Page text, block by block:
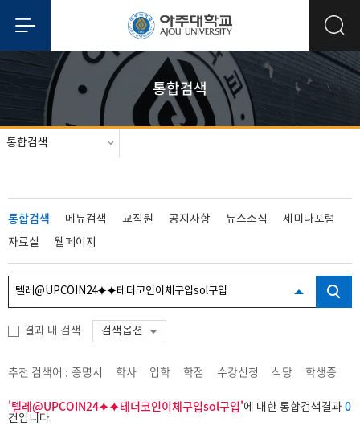
통합검색
통합검색
통합검색 메뉴검색 교직원 공지사항 뉴스소식
세미나포럼
자료실
웹페이지
결과 내 검색 검색옵션
추천 검색어 : 증명서 학사 입학 학점 수강신청 식당 학생증
'텔레@UPCOIN24⯌⯌테더코인이체구입sol구입'에 대한 통합검색결과 0
건입니다.